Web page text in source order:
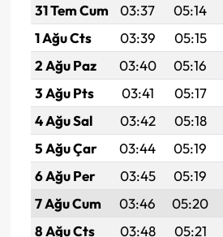
31 Tem Cum
03:37 05:14
1 Ağu Cts
03:39 05:15
2 Ağu Paz
03:40 05:16
3 Ağu Pts
03:41 05:17
4 Ağu Sal
03:42 05:18
5 Ağu Çar
03:44 05:19
6 Ağu Per
03:45 05:19
7 Ağu Cum
03:46 05:20
8 Ağu Cts
03:48 05:21